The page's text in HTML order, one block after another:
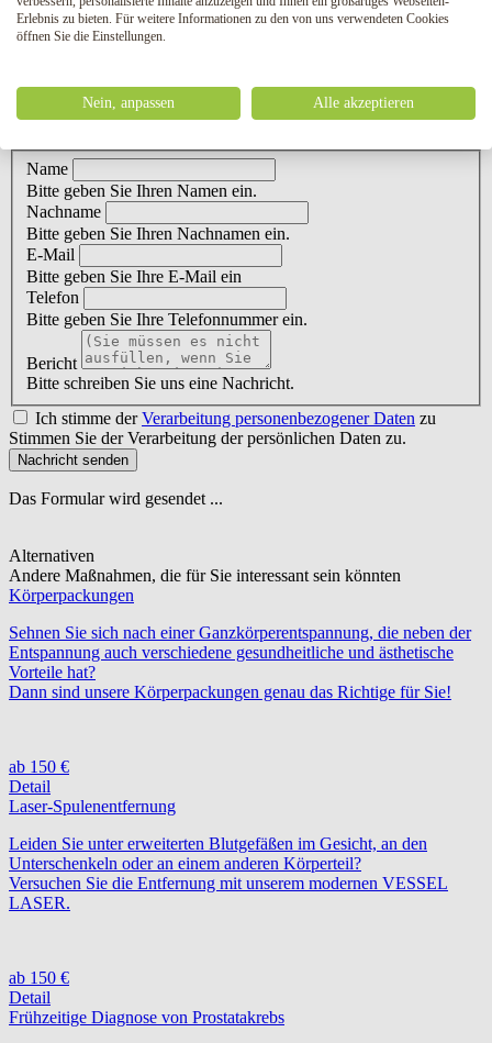
interessiert? Kontaktieren Sie uns!
innerhalb von 24 Stunden bei Ihnen melden.
Name
Bitte geben Sie Ihren Namen ein.
Nachname
Bitte geben Sie Ihren Nachnamen ein.
E-Mail
Bitte geben Sie Ihre E-Mail ein
Telefon
Bitte geben Sie Ihre Telefonnummer ein.
Bericht
Bitte schreiben Sie uns eine Nachricht.
Ich stimme derVerarbeitung personenbezogener Daten zu
Stimmen Sie der Verarbeitung der persönlichen Daten zu.
Nachricht senden
Das Formular wird gesendet ...
Alternativen
Andere Maßnahmen, die für Sie interessant sein könnten
Körperpackungen
Sehnen Sie sich nach einer Ganzkörperentspannung, die neben der
Entspannung auch verschiedene gesundheitliche und ästhetische
Vorteile hat?
Dann sind unsere Körperpackungen genau das Richtige für Sie!
ab 150 €
Detail
Laser-Spulenentfernung
Leiden Sie unter erweiterten Blutgefäßen im Gesicht, an den
Unterschenkeln oder an einem anderen Körperteil?
Versuchen Sie die Entfernung mit unserem modernen VESSEL
LASER.
ab 150 €
Detail
Frühzeitige Diagnose von Prostatakrebs
Erlebnis zu bieten. Für weitere Informationen zu den von uns verwendeten Cookies
öffnen Sie die Einstellungen.
Nein, anpassen Alle akzeptieren